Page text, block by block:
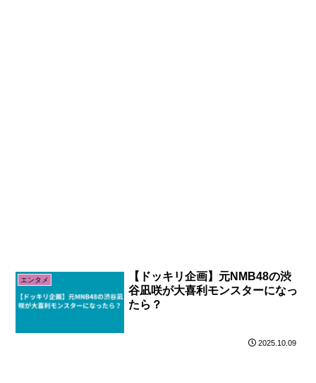
エンタメ
【ドッキリ企画】元NMB48の渋
谷凪咲が大喜利モンスターになっ
たら？
2025.10.09